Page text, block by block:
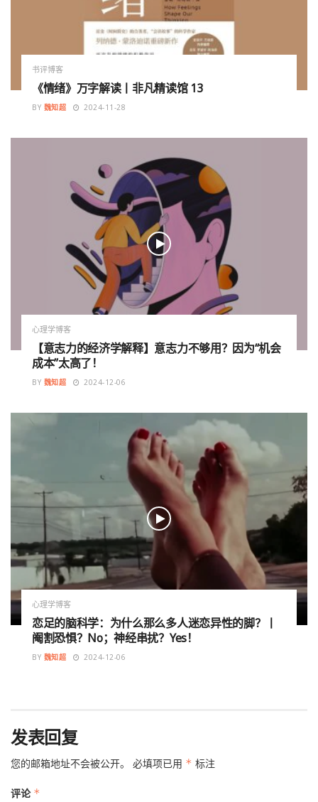
书评博客
《情绪》万字解读丨非凡精读馆 13
BY 魏知超 2024-11-28
心理学博客
【意志力的经济学解释】意志力不够用？因为“机会
成本”太高了！
BY 魏知超 2024-12-06
心理学博客
恋足的脑科学：为什么那么多人迷恋异性的脚？丨
阉割恐惧？No；神经串扰？Yes！
BY 魏知超 2024-12-06
发表回复
您的邮箱地址不会被公开。 必填项已用 * 标注
评论 *